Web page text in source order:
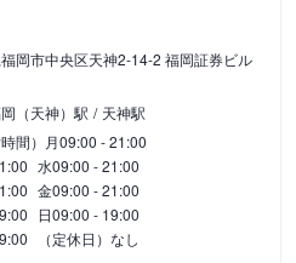
岡市中央区天神2-14-2 福岡証券ビル
（天神）駅
天神駅
間） 月09:00 - 21:00
水09:00 - 21:00
金09:00 - 21:00
日09:00 - 19:00
（定休日）なし